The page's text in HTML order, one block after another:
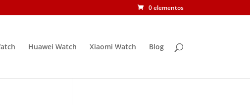
0 elementos
Huawei Watch Xiaomi Watch Blog